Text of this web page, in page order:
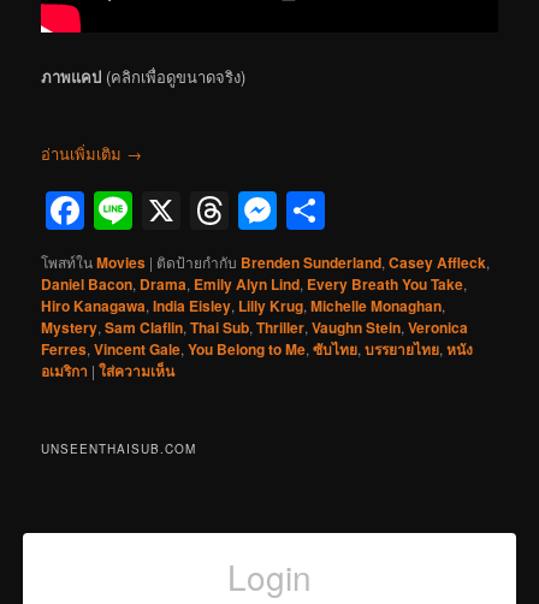
ภาพแคป (คลิกเพื่อดูขนาดจริง)
อ่านเพิ่มเติม →
Facebook
Line
X Threads
Messenger
โพสท์ในMovies | ติดป้ายกำกับ Brenden Sunderland,Casey Affleck,
Daniel Bacon, Drama, Emily Alyn Lind, Every Breath You Take,
Hiro Kanagawa,India Eisley, Lilly Krug,Michelle Monaghan,
Mystery,Sam Claflin,Thai Sub,Thriller,Vaughn Stein,Veronica
Ferres,Vincent Gale,You Belong to Me,ซับไทย,บรรยายไทย,หนัง
อเมริกา |ใส่ความเห็น
UNSEENTHAISUB.COM
Login